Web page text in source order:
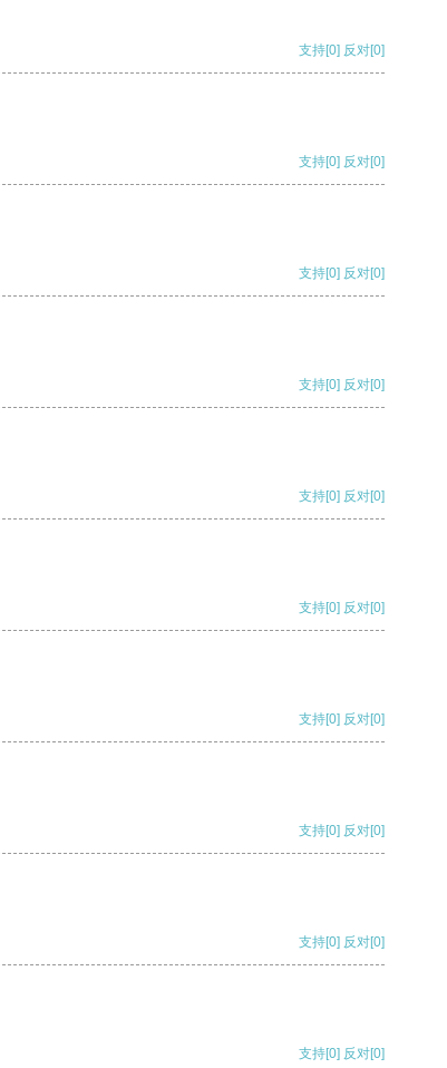
支持[0] 反对[0]
支持[0] 反对[0]
支持[0] 反对[0]
支持[0] 反对[0]
支持[0] 反对[0]
支持[0] 反对[0]
支持[0] 反对[0]
支持[0] 反对[0]
支持[0] 反对[0]
支持[0] 反对[0]